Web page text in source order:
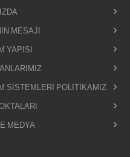
MESAJI
YAPISI
SİSTEMLERİ POLİTİKAMIZ
MEDYA